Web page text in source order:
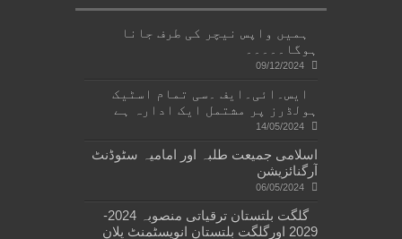
ہمیں واپس نیچر کی طرف جانا
ہوگا۔۔۔۔۔
09/12/2024
ایس۔ائی۔ایف ۔سی تمام اسٹیک
ہولڈرز پر مشتمل ایک ادارہ ہے
14/05/2024
اسلامی جمیعت طلبہ اور امامیہ سٹوڈنٹ
آرگنائزیشن
06/05/2024
گلگت بلتستان ترقیاتی منصوبہ 2024-
2029 اورگلگت بلتستان انویسٹمنٹ پلان